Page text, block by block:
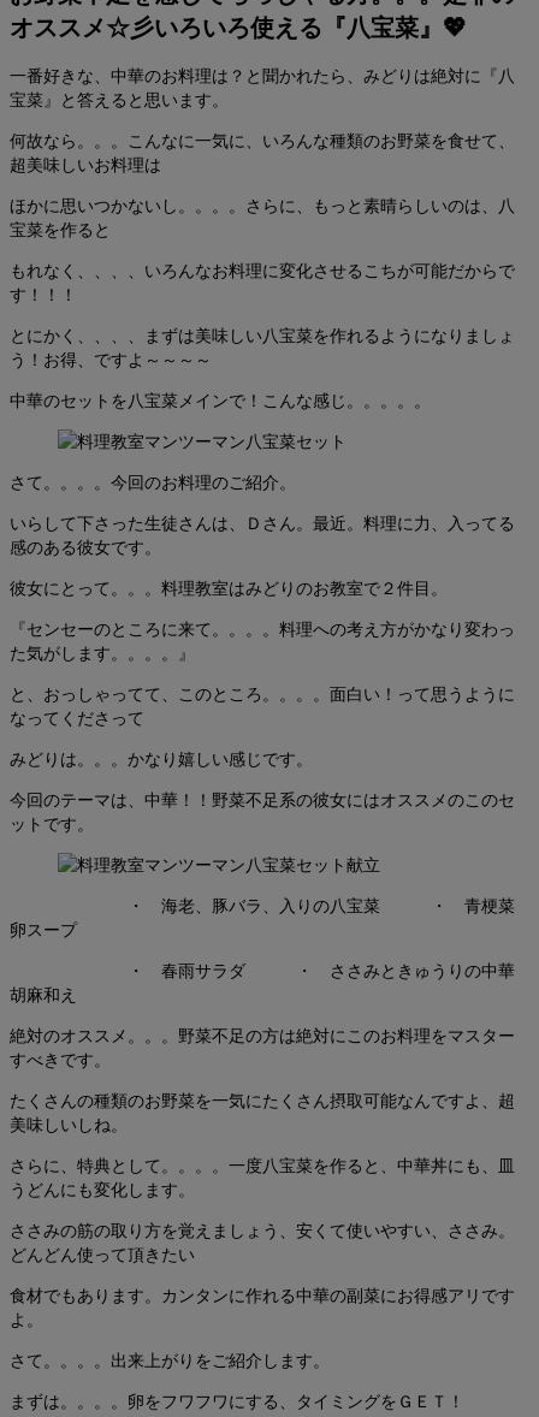
オススメ☆彡いろいろ使える『八宝菜』💖
一番好きな、中華のお料理は？と聞かれたら、みどりは絶対に『八
宝菜』と答えると思います。
何故なら。。。こんなに一気に、いろんな種類のお野菜を食せて、
超美味しいお料理は
ほかに思いつかないし。。。。さらに、もっと素晴らしいのは、八
宝菜を作ると
もれなく、、、、いろんなお料理に変化させるこちが可能だからで
す！！！
とにかく、、、、まずは美味しい八宝菜を作れるようになりましょ
う！お得、ですよ～～～～
中華のセットを八宝菜メインで！こんな感じ。。。。。
さて。。。。今回のお料理のご紹介。
いらして下さった生徒さんは、Ｄさん。最近。料理に力、入ってる
感のある彼女です。
彼女にとって。。。料理教室はみどりのお教室で２件目。
『センセーのところに来て。。。。料理への考え方がかなり変わっ
た気がします。。。。』
と、おっしゃってて、このところ。。。。面白い！って思うように
なってくださって
みどりは。。。かなり嬉しい感じです。
今回のテーマは、中華！！野菜不足系の彼女にはオススメのこのセ
ットです。
・ 海老、豚バラ、入りの八宝菜 ・ 青梗菜
卵スープ
・ 春雨サラダ ・ ささみときゅうりの中華
胡麻和え
絶対のオススメ。。。野菜不足の方は絶対にこのお料理をマスター
すべきです。
たくさんの種類のお野菜を一気にたくさん摂取可能なんですよ、超
美味しいしね。
さらに、特典として。。。。一度八宝菜を作ると、中華丼にも、皿
うどんにも変化します。
ささみの筋の取り方を覚えましょう、安くて使いやすい、ささみ。
どんどん使って頂きたい
食材でもあります。カンタンに作れる中華の副菜にお得感アリです
よ。
さて。。。。出来上がりをご紹介します。
まずは。。。。卵をフワフワにする、タイミングをＧＥＴ！